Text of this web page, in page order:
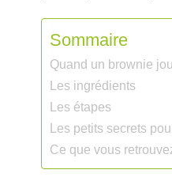
Sommaire
Quand un brownie
Les ingrédients
Les étapes
Les petits secrets
Ce que vous